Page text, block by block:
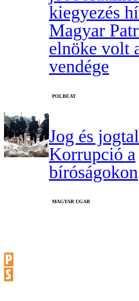
kiegyezés
Magyar
elnöke volt
vendége
‎POLBEAT
Jog és
Korrupció a
bíróságokon
MAGYAR UGAR